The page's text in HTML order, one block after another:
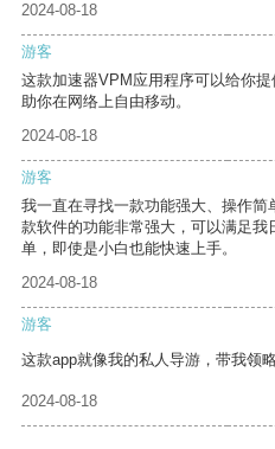
2024-08-18
游客
这款加速器VPM应用程序可以给你
助你在网络上自由移动。
2024-08-18
游客
我一直在寻找一款功能强大、操作
款软件的功能非常强大，可以满足
单，即使是小白也能快速上手。
2024-08-18
游客
这款app就像我的私人导游，带我领
2024-08-18